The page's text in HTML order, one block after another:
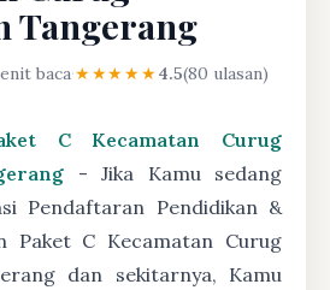
Tangerang
baca·★★★★★4.5(80 ulasan)
C Kecamatan Curug
- Jika Kamu sedang
Pendaftaran Pendidikan &
Paket C Kecamatan Curug
dan sekitarnya, Kamu